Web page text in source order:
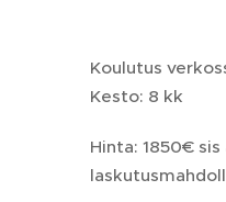
Koulutus
Kesto: 8 kk
Hinta: 1850€